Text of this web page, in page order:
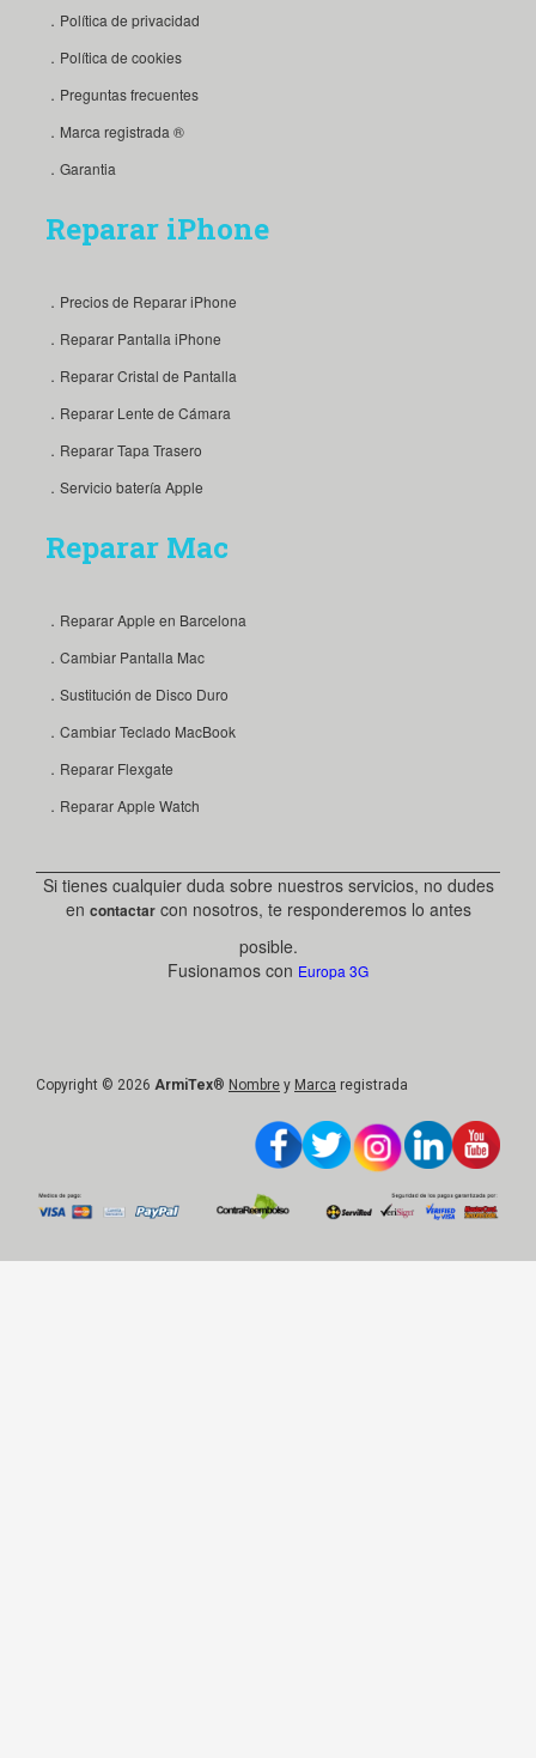
．Política de privacidad
．Política de cookies
．Preguntas frecuentes
．Marca registrada ®
．Garantia
Reparar iPhone
．Precios de Reparar iPhone
．Reparar Pantalla iPhone
．Reparar Cristal de Pantalla
．Reparar Lente de Cámara
．Reparar Tapa Trasero
．Servicio batería Apple
Reparar Mac
．Reparar Apple en Barcelona
．Cambiar Pantalla Mac
．Sustitución de Disco Duro
．Cambiar Teclado MacBook
．Reparar Flexgate
．Reparar Apple Watch
Si tienes cualquier duda sobre nuestros servicios, no dudes
en contactarcon nosotros, te responderemos lo antes
posible.
Fusionamos con Europa 3G
Copyright © 2026 ArmiTex® Nombre y Marca registrada